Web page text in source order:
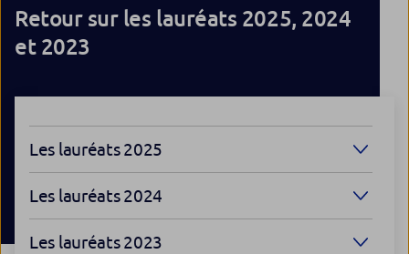
Retour sur les lauréats 2025, 2024
et 2023
Les lauréats 2025
Les lauréats 2024
Les lauréats 2023